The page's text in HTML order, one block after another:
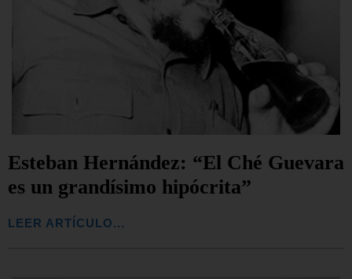
Esteban Hernández: “El Ché Guevara
es un grandísimo hipócrita”
LEER ARTÍCULO...